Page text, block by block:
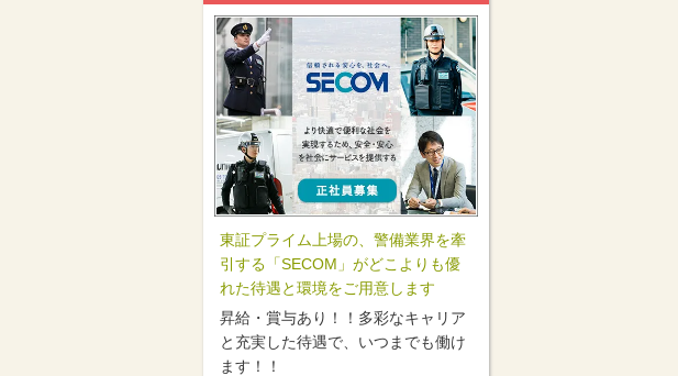
東証プライム上場の、警備業界を牽
引する「SECOM」がどこよりも優
れた待遇と環境をご用意します
昇給・賞与あり！！多彩なキャリア
と充実した待遇で、いつまでも働け
ます！！